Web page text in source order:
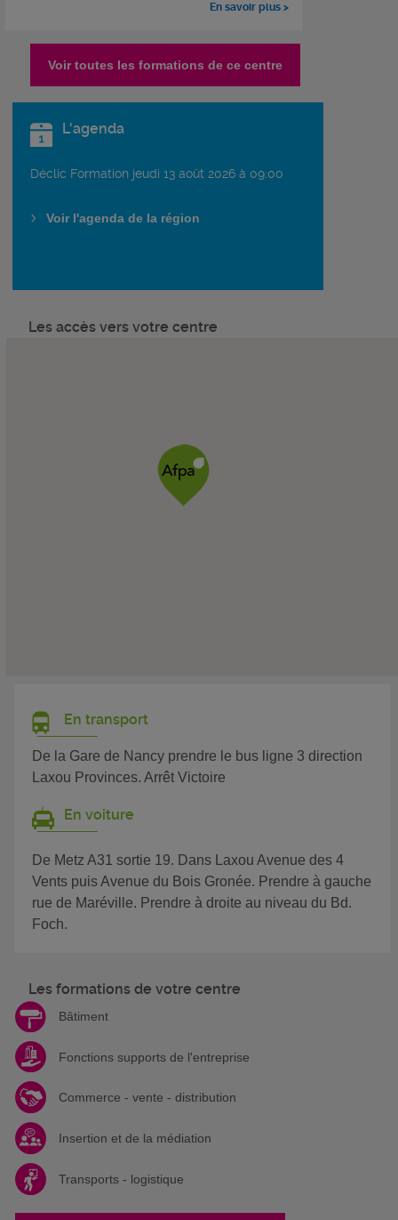
En savoir plus >
Voir toutes les formations de ce centre
L'agenda
Déclic Formation jeudi 13 août 2026 à 09:00
Voir l'agenda de la région
Les accès vers votre centre
En transport
De la Gare de Nancy prendre le bus ligne 3 direction
Laxou Provinces. Arrêt Victoire
En voiture
De Metz A31 sortie 19. Dans Laxou Avenue des 4
Vents puis Avenue du Bois Gronée. Prendre à gauche
rue de Maréville. Prendre à droite au niveau du Bd.
Foch.
Les formations de votre centre
Bâtiment
Fonctions supports de l'entreprise
Commerce - vente - distribution
Insertion et de la médiation
Transports - logistique